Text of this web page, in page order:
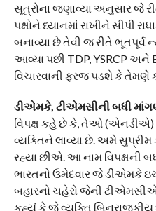
સૂત્રોના જણાવ્યા અનુસાર જે
પક્ષોને ધ્યાનમાં રાખીને સીપી
બનાવ્યા છે તેવી જ રીતે ભૂતપૂર્વ
આવ્યા પછી TDP, YSRCP અને
વિચારવાની ફરજ પડશે કે
ડીએમકે, ટીએમસીની બધી
વિપક્ષ કહે છે કે, તેઓ
વ્યક્તિને લાવ્યા છે. અમે સુપ્રીમ
રહ્યા છીએ. આ નામ વિપક્ષની
ભારતનો ઉમેદવાર જે ડીએમકે
બહારનો ચહેરો જેની
કહ્યું કે જે વ્યક્તિ